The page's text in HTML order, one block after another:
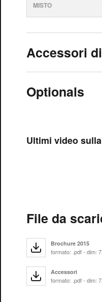
MISTO
Accessori
Optionals
Ultimi video
File da
Brochure 2015
formato: .pdf - dim:
Accessori
formato: .pdf - dim: